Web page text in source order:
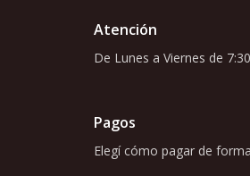
Atención
De Lunes a Viernes de
Pagos
Elegí cómo pagar de